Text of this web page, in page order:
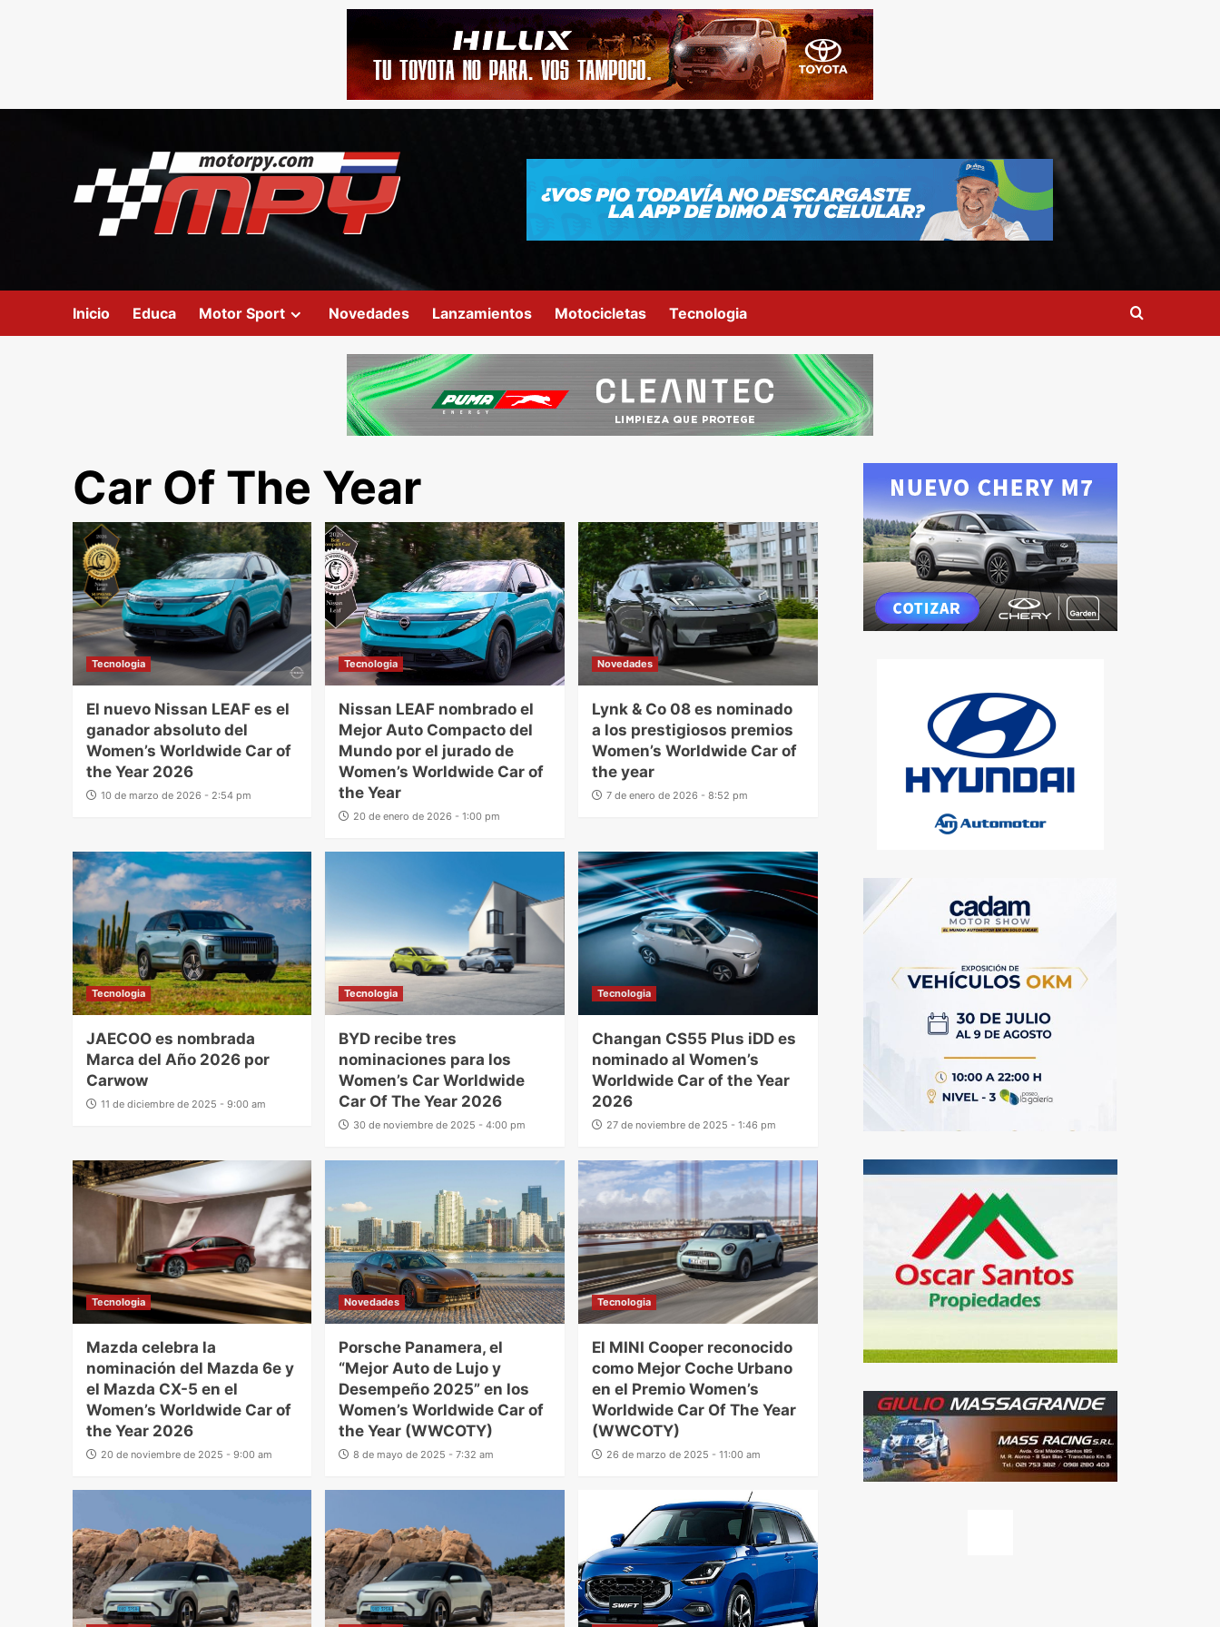
Inicio Educa Motor Sport Novedades Lanzamientos Motocicletas Tecnologia
Car Of The Year
Tecnologia
El nuevo Nissan LEAF es el
ganador absoluto del
Women’s Worldwide Car of
the Year 2026
10 de marzo de 2026 - 2:54 pm
Tecnologia
Nissan LEAF nombrado el
Mejor Auto Compacto del
Mundo por el jurado de
Women’s Worldwide Car of
the Year
20 de enero de 2026 - 1:00 pm
Novedades
Lynk & Co 08 es nominado
a los prestigiosos premios
Women’s Worldwide Car of
the year
7 de enero de 2026 - 8:52 pm
Tecnologia
JAECOO es nombrada
Marca del Año 2026 por
Carwow
11 de diciembre de 2025 - 9:00 am
Tecnologia
BYD recibe tres
nominaciones para los
Women’s Car Worldwide
Car Of The Year 2026
30 de noviembre de 2025 - 4:00 pm
Tecnologia
Changan CS55 Plus iDD es
nominado al Women’s
Worldwide Car of the Year
2026
27 de noviembre de 2025 - 1:46 pm
Tecnologia
Mazda celebra la
nominación del Mazda 6e y
el Mazda CX-5 en el
Women’s Worldwide Car of
the Year 2026
20 de noviembre de 2025 - 9:00 am
Novedades
Porsche Panamera, el
“Mejor Auto de Lujo y
Desempeño 2025” en los
Women’s Worldwide Car of
the Year (WWCOTY)
8 de mayo de 2025 - 7:32 am
Tecnologia
El MINI Cooper reconocido
como Mejor Coche Urbano
en el Premio Women’s
Worldwide Car Of The Year
(WWCOTY)
26 de marzo de 2025 - 11:00 am